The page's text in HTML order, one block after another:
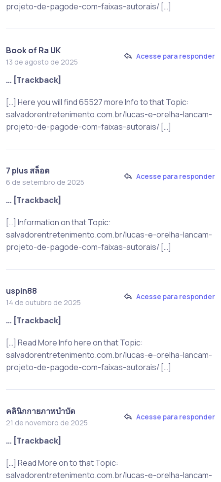
projeto-de-pagode-com-faixas-autorais/ […]
Book of Ra UK
13 de agosto de 2025
Acesse para responder
… [Trackback]
[…] Here you will find 65527 more Info to that Topic:
salvadorentretenimento.com.br/lucas-e-orelha-lancam-
projeto-de-pagode-com-faixas-autorais/ […]
7 plus สล็อต
6 de setembro de 2025
Acesse para responder
… [Trackback]
[…] Information on that Topic:
salvadorentretenimento.com.br/lucas-e-orelha-lancam-
projeto-de-pagode-com-faixas-autorais/ […]
uspin88
14 de outubro de 2025
Acesse para responder
… [Trackback]
[…] Read More Info here on that Topic:
salvadorentretenimento.com.br/lucas-e-orelha-lancam-
projeto-de-pagode-com-faixas-autorais/ […]
คลินิกกายภาพบำบัด
21 de novembro de 2025
Acesse para responder
… [Trackback]
[…] Read More on to that Topic:
salvadorentretenimento.com.br/lucas-e-orelha-lancam-